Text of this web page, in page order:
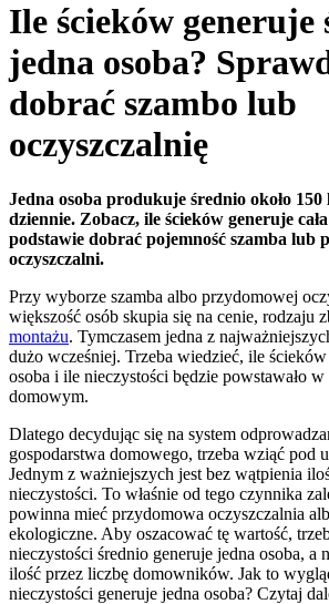
Ile ścieków generuje
jedna osoba?
dobrać szambo lub
oczyszczalnię
Jedna osoba produkuje średnio około
dziennie. Zobacz, ile ścieków generuje
podstawie dobrać pojemność szamba lub
oczyszczalni.
Przy wyborze szamba albo przydomowej
większość osób skupia się na cenie, rodzaju
montażu. Tymczasem jedna z
dużo wcześniej. Trzeba wiedzieć, ile
osoba i ile nieczystości będzie powstawało w
domowym.
Dlatego decydując się na system
gospodarstwa domowego, trzeba wziąć pod
Jednym z ważniejszych jest bez wątpienia
nieczystości. To właśnie od tego czynnika
powinna mieć przydomowa oczyszczalnia
ekologiczne. Aby oszacować tę wartość,
nieczystości średnio generuje jedna osoba, a
ilość przez liczbę domowników. Jak to
nieczystości generuje jedna osoba? Czytaj